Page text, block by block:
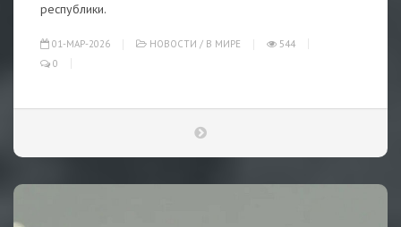
республики.
01-МАР-2026 НОВОСТИ / В МИРЕ
544
0